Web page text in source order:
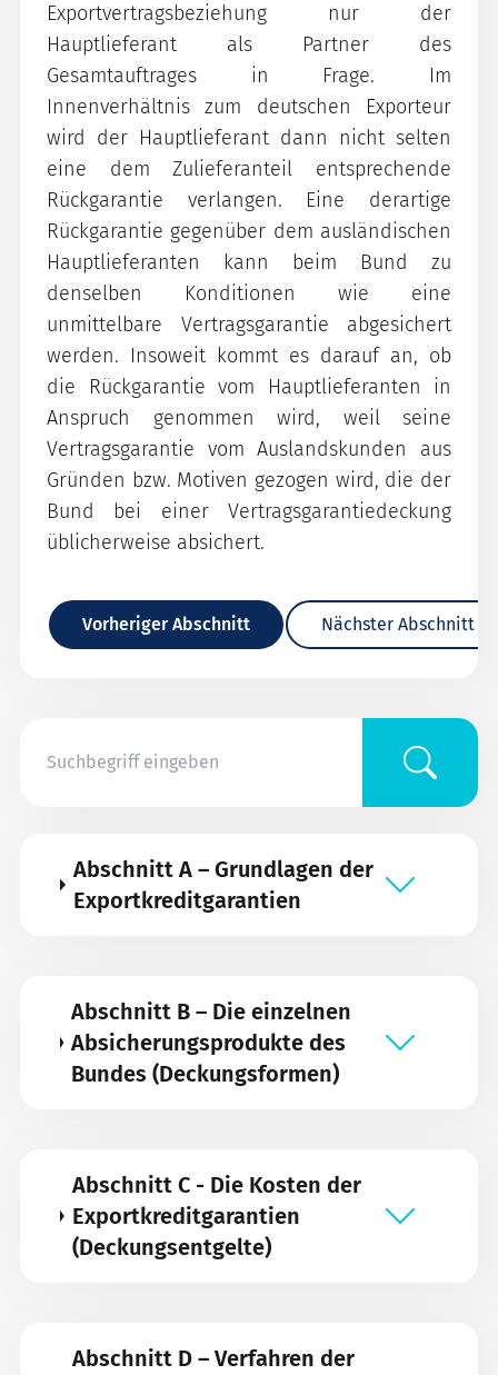
Exportvertragsbeziehung nur der
Hauptlieferant als Partner des
Gesamtauftrages in Frage. Im
Innenverhältnis zum deutschen Exporteur
wird der Hauptlieferant dann nicht selten
eine dem Zulieferanteil entsprechende
Rückgarantie verlangen. Eine derartige
Rückgarantie gegenüber dem ausländischen
Hauptlieferanten kann beim Bund zu
denselben Konditionen wie eine
unmittelbare Vertragsgarantie abgesichert
werden. Insoweit kommt es darauf an, ob
die Rückgarantie vom Hauptlieferanten in
Anspruch genommen wird, weil seine
Vertragsgarantie vom Auslandskunden aus
Gründen bzw. Motiven gezogen wird, die der
Bund bei einer Vertragsgarantiedeckung
üblicherweise absichert.
Vorheriger Abschnitt Nächster Abschnitt
Abschnitt A – Grundlagen der
Exportkreditgarantien
Abschnitt B – Die einzelnen
Absicherungsprodukte des
Bundes (Deckungsformen)
Abschnitt C - Die Kosten der
Exportkreditgarantien
(Deckungsentgelte)
Abschnitt D – Verfahren der